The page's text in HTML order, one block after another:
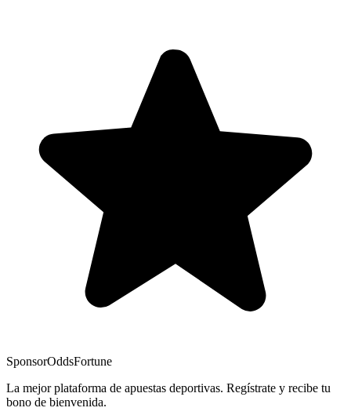
SponsorOddsFortune
La mejor plataforma de apuestas deportivas. Regístrate y recibe tu
bono de bienvenida.